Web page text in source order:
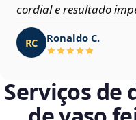
cordial e resultado
RC Ronaldo C.
Serviços de